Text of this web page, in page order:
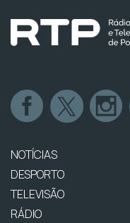
NOTÍCIAS
DESPORTO
TELEVISÃO
RÁDIO